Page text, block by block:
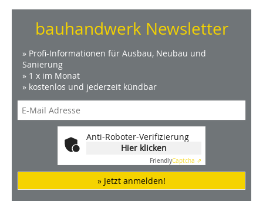
bauhandwerk Newsletter
» Profi-Informationen für Ausbau, Neubau und
Sanierung
» 1 x im Monat
» kostenlos und jederzeit kündbar
Anti-Roboter-Verifizierung
Hier klicken
FriendlyCaptcha ⇗
» Jetzt anmelden!